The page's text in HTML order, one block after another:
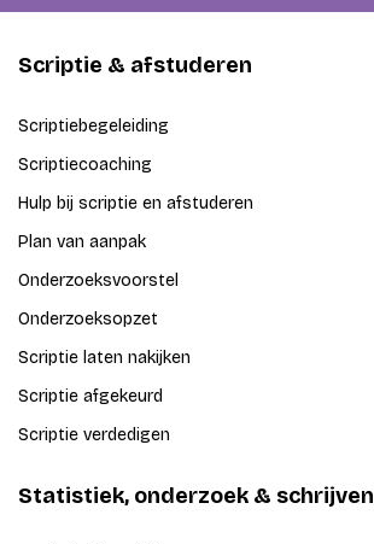
Scriptie & afstuderen
Scriptiebegeleiding
Scriptiecoaching
Hulp bij scriptie en afstuderen
Plan van aanpak
Onderzoeksvoorstel
Onderzoeksopzet
Scriptie laten nakijken
Scriptie afgekeurd
Scriptie verdedigen
Statistiek, onderzoek & schrijven